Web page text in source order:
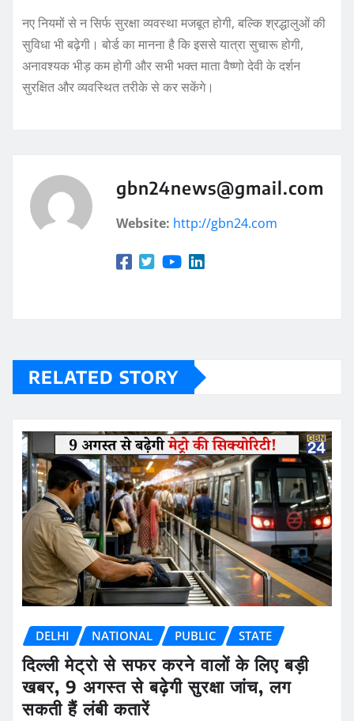
नए नियमों से न सिर्फ सुरक्षा व्यवस्था मजबूत होगी, बल्कि श्रद्धालुओं की
सुविधा भी बढ़ेगी। बोर्ड का मानना है कि इससे यात्रा सुचारू होगी,
अनावश्यक भीड़ कम होगी और सभी भक्त माता वैष्णो देवी के दर्शन
सुरक्षित और व्यवस्थित तरीके से कर सकेंगे।
gbn24news@gmail.com
Website: http://gbn24.com
RELATED STORY
DELHI NATIONAL PUBLIC STATE
दिल्ली मेट्रो से सफर करने वालों के लिए बड़ी
खबर, 9 अगस्त से बढ़ेगी सुरक्षा जांच, लग
सकती हैं लंबी कतारें